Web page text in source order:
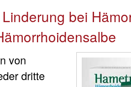
bei
von
dritte